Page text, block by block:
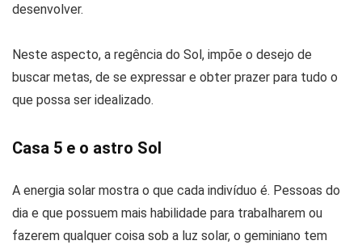
desenvolver.
Neste aspecto, a regência do Sol, impõe o desejo de
buscar metas, de se expressar e obter prazer para tudo o
que possa ser idealizado.
Casa 5 e o astro Sol
A energia solar mostra o que cada indivíduo é. Pessoas do
dia e que possuem mais habilidade para trabalharem ou
fazerem qualquer coisa sob a luz solar, o geminiano tem